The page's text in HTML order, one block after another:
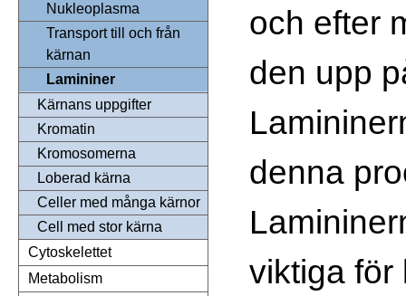
Nukleoplasma
Transport till och från
kärnan
Lamininer
Kärnans uppgifter
Kromatin
Kromosomerna
Loberad kärna
Celler med många kärnor
Cell med stor kärna
Cytoskelettet
Metabolism
och efter
den upp
denna
viktiga för